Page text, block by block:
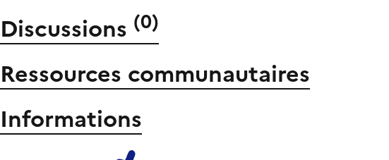
Discussions (0)
Ressources communautaires
Informations